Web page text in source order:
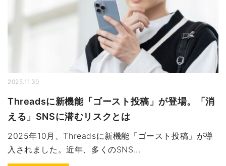
2025.11.30
Threadsに新機能「ゴースト投稿」が登場。「消
える」SNSに潜むリスクとは
2025年10月、Threadsに新機能「ゴースト投稿」が導
入されました。近年、多くのSNS...